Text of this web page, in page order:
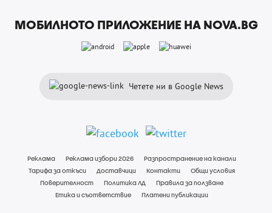
МОБИЛНОТО ПРИЛОЖЕНИЕ НА NOVA.BG
Четете ни в Google News
Реклама Реклама избори 2026
Разпространение на канали
Тарифа за откъси
Доставчици Контакти
Общи условия
Поверителност
Политика ЛД
Правила за ползване
Етика и съответствие
Платени публикации